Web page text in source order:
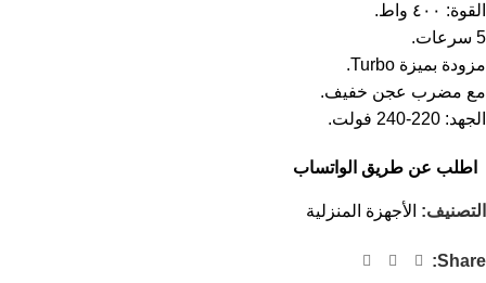
القوة: ٤٠٠ واط.
5 سرعات.
مزودة بميزة Turbo.
مع مضرب عجن خفيف.
الجهد: 220-240 فولت.
اطلب عن طريق الواتساب
التصنيف: الأجهزة المنزلية
Share: